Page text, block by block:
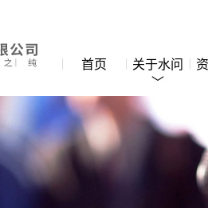
首页 关于水问